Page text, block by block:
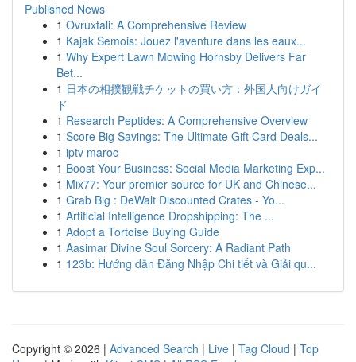
Published News
1 Ovruxtali: A Comprehensive Review
1 Kajak Semois: Jouez l'aventure dans les eaux...
1 Why Expert Lawn Mowing Hornsby Delivers Far
Bet...
1 日本の相撲観戦チケットの買い方：外国人向けガイ
ド
1 Research Peptides: A Comprehensive Overview
1 Score Big Savings: The Ultimate Gift Card Deals...
1 iptv maroc
1 Boost Your Business: Social Media Marketing Exp...
1 Mix77: Your premier source for UK and Chinese...
1 Grab Big : DeWalt Discounted Crates - Yo...
1 Artificial Intelligence Dropshipping: The ...
1 Adopt a Tortoise Buying Guide
1 Aasimar Divine Soul Sorcery: A Radiant Path
1 123b: Hướng dẫn Đăng Nhập Chi tiết và Giải qu...
Copyright © 2026 | Advanced Search | Live | Tag Cloud | Top